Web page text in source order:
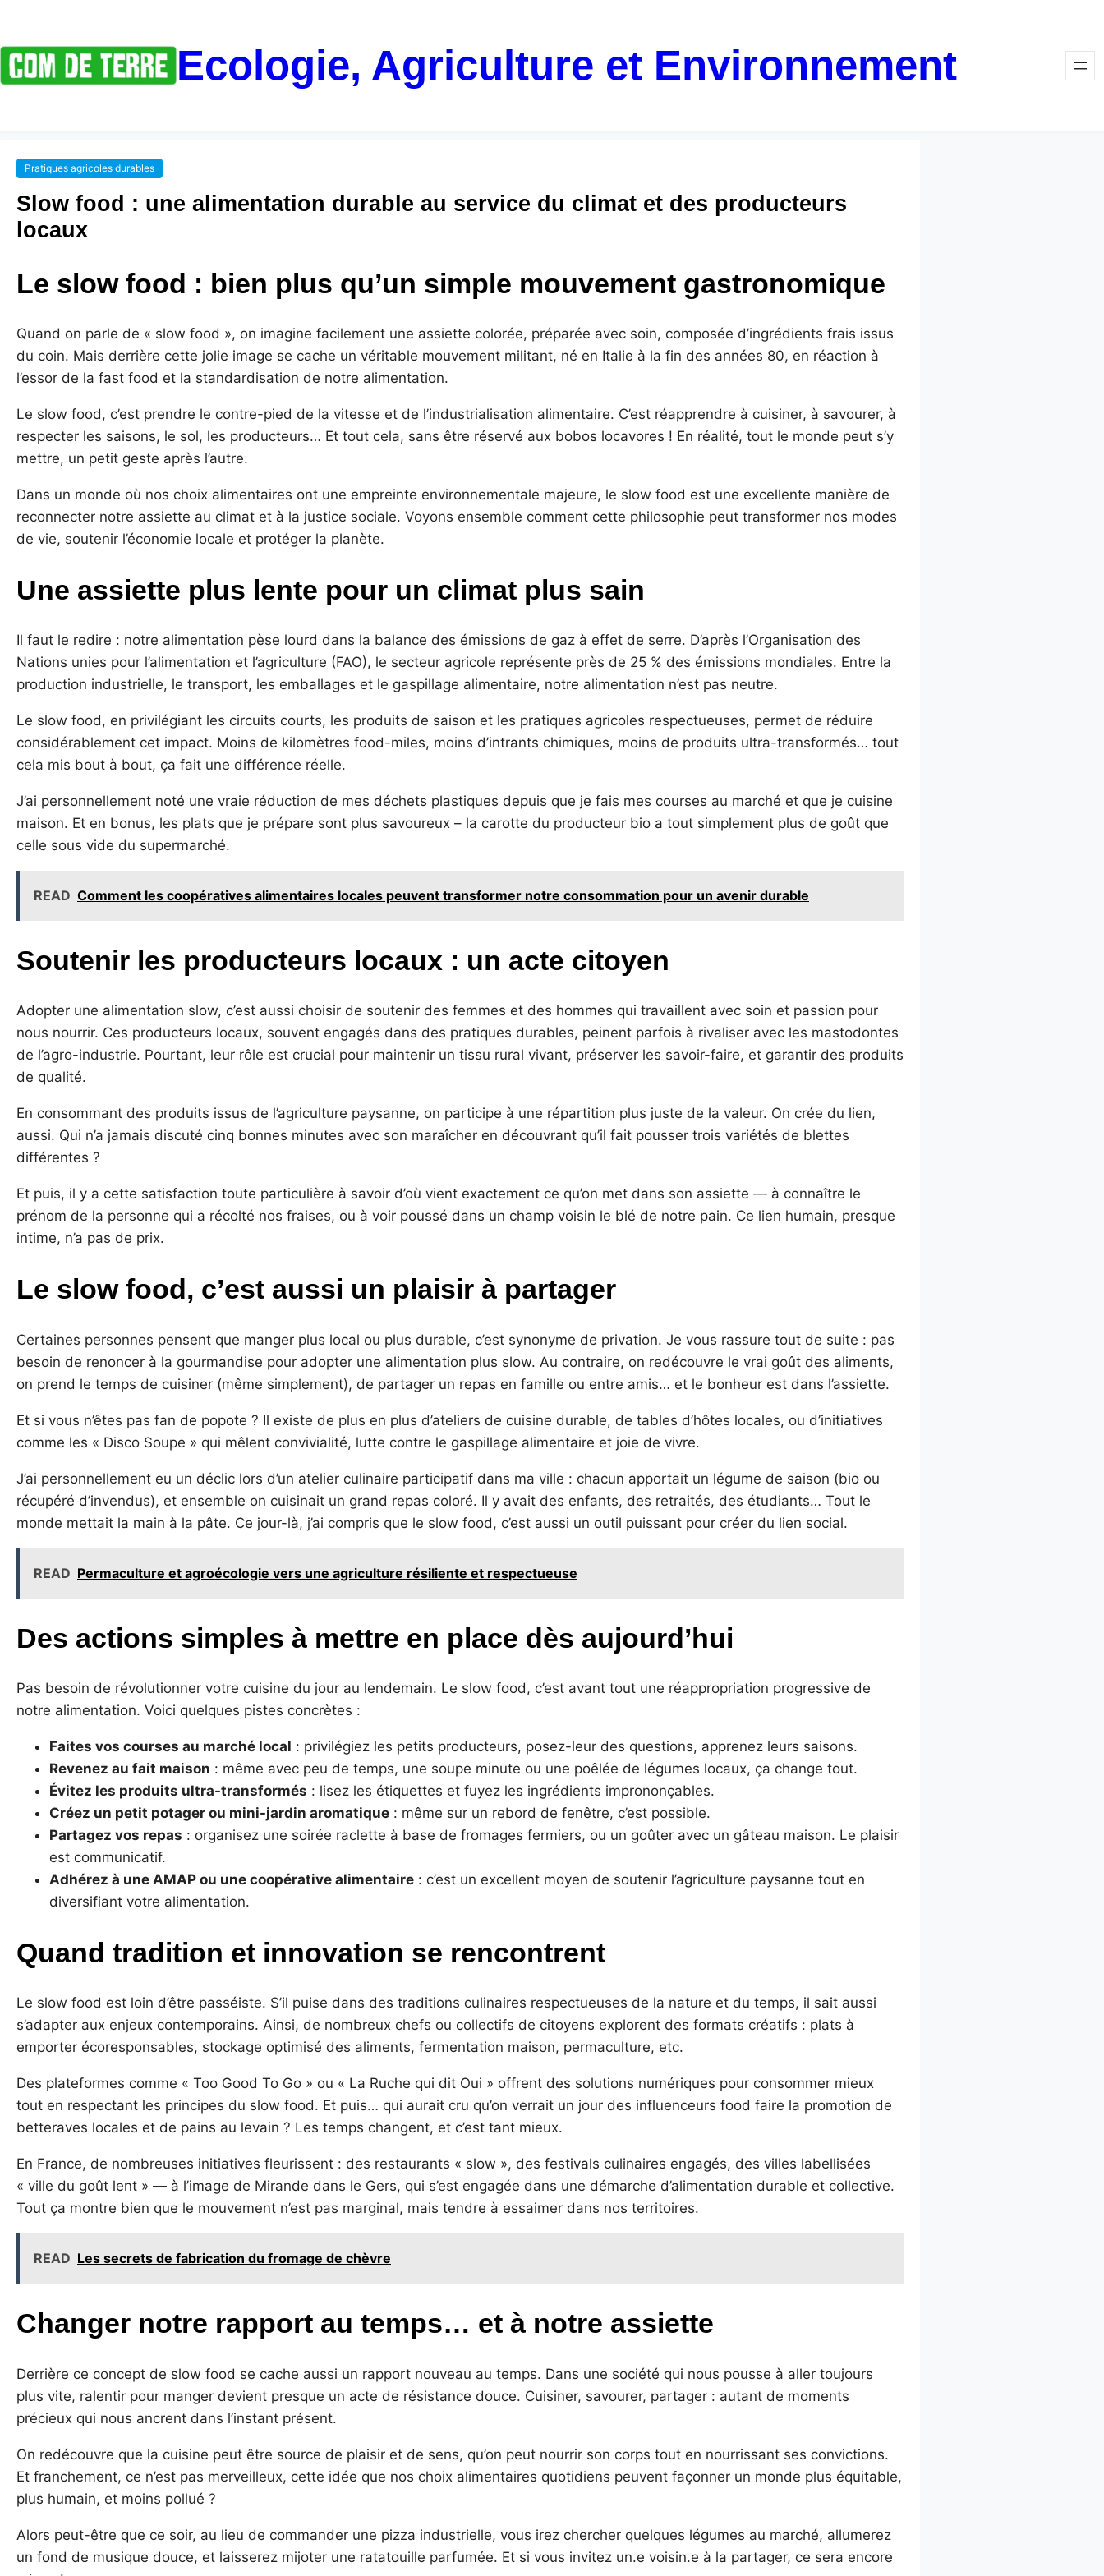
Ecologie, Agriculture et Environnement
Pratiques agricoles durables
Slow food : une alimentation durable au service du climat et des producteurs
locaux
Le slow food : bien plus qu’un simple mouvement gastronomique
Quand on parle de « slow food », on imagine facilement une assiette colorée, préparée avec soin, composée d’ingrédients frais issus
du coin. Mais derrière cette jolie image se cache un véritable mouvement militant, né en Italie à la fin des années 80, en réaction à
l’essor de la fast food et la standardisation de notre alimentation.
Le slow food, c’est prendre le contre-pied de la vitesse et de l’industrialisation alimentaire. C’est réapprendre à cuisiner, à savourer, à
respecter les saisons, le sol, les producteurs… Et tout cela, sans être réservé aux bobos locavores ! En réalité, tout le monde peut s’y
mettre, un petit geste après l’autre.
Dans un monde où nos choix alimentaires ont une empreinte environnementale majeure, le slow food est une excellente manière de
reconnecter notre assiette au climat et à la justice sociale. Voyons ensemble comment cette philosophie peut transformer nos modes
de vie, soutenir l’économie locale et protéger la planète.
Une assiette plus lente pour un climat plus sain
Il faut le redire : notre alimentation pèse lourd dans la balance des émissions de gaz à effet de serre. D’après l’Organisation des
Nations unies pour l’alimentation et l’agriculture (FAO), le secteur agricole représente près de 25 % des émissions mondiales. Entre la
production industrielle, le transport, les emballages et le gaspillage alimentaire, notre alimentation n’est pas neutre.
Le slow food, en privilégiant les circuits courts, les produits de saison et les pratiques agricoles respectueuses, permet de réduire
considérablement cet impact. Moins de kilomètres food-miles, moins d’intrants chimiques, moins de produits ultra-transformés… tout
cela mis bout à bout, ça fait une différence réelle.
J’ai personnellement noté une vraie réduction de mes déchets plastiques depuis que je fais mes courses au marché et que je cuisine
maison. Et en bonus, les plats que je prépare sont plus savoureux – la carotte du producteur bio a tout simplement plus de goût que
celle sous vide du supermarché.
READ Comment les coopératives alimentaires locales peuvent transformer notre consommation pour un avenir durable
Soutenir les producteurs locaux : un acte citoyen
Adopter une alimentation slow, c’est aussi choisir de soutenir des femmes et des hommes qui travaillent avec soin et passion pour
nous nourrir. Ces producteurs locaux, souvent engagés dans des pratiques durables, peinent parfois à rivaliser avec les mastodontes
de l’agro-industrie. Pourtant, leur rôle est crucial pour maintenir un tissu rural vivant, préserver les savoir-faire, et garantir des produits
de qualité.
En consommant des produits issus de l’agriculture paysanne, on participe à une répartition plus juste de la valeur. On crée du lien,
aussi. Qui n’a jamais discuté cinq bonnes minutes avec son maraîcher en découvrant qu’il fait pousser trois variétés de blettes
différentes ?
Et puis, il y a cette satisfaction toute particulière à savoir d’où vient exactement ce qu’on met dans son assiette — à connaître le
prénom de la personne qui a récolté nos fraises, ou à voir poussé dans un champ voisin le blé de notre pain. Ce lien humain, presque
intime, n’a pas de prix.
Le slow food, c’est aussi un plaisir à partager
Certaines personnes pensent que manger plus local ou plus durable, c’est synonyme de privation. Je vous rassure tout de suite : pas
besoin de renoncer à la gourmandise pour adopter une alimentation plus slow. Au contraire, on redécouvre le vrai goût des aliments,
on prend le temps de cuisiner (même simplement), de partager un repas en famille ou entre amis… et le bonheur est dans l’assiette.
Et si vous n’êtes pas fan de popote ? Il existe de plus en plus d’ateliers de cuisine durable, de tables d’hôtes locales, ou d’initiatives
comme les « Disco Soupe » qui mêlent convivialité, lutte contre le gaspillage alimentaire et joie de vivre.
J’ai personnellement eu un déclic lors d’un atelier culinaire participatif dans ma ville : chacun apportait un légume de saison (bio ou
récupéré d’invendus), et ensemble on cuisinait un grand repas coloré. Il y avait des enfants, des retraités, des étudiants… Tout le
monde mettait la main à la pâte. Ce jour-là, j’ai compris que le slow food, c’est aussi un outil puissant pour créer du lien social.
READ Permaculture et agroécologie vers une agriculture résiliente et respectueuse
Des actions simples à mettre en place dès aujourd’hui
Pas besoin de révolutionner votre cuisine du jour au lendemain. Le slow food, c’est avant tout une réappropriation progressive de
notre alimentation. Voici quelques pistes concrètes :
Faites vos courses au marché local : privilégiez les petits producteurs, posez-leur des questions, apprenez leurs saisons.
Revenez au fait maison : même avec peu de temps, une soupe minute ou une poêlée de légumes locaux, ça change tout.
Évitez les produits ultra-transformés : lisez les étiquettes et fuyez les ingrédients imprononçables.
Créez un petit potager ou mini-jardin aromatique : même sur un rebord de fenêtre, c’est possible.
Partagez vos repas : organisez une soirée raclette à base de fromages fermiers, ou un goûter avec un gâteau maison. Le plaisir
est communicatif.
Adhérez à une AMAP ou une coopérative alimentaire : c’est un excellent moyen de soutenir l’agriculture paysanne tout en
diversifiant votre alimentation.
Quand tradition et innovation se rencontrent
Le slow food est loin d’être passéiste. S’il puise dans des traditions culinaires respectueuses de la nature et du temps, il sait aussi
s’adapter aux enjeux contemporains. Ainsi, de nombreux chefs ou collectifs de citoyens explorent des formats créatifs : plats à
emporter écoresponsables, stockage optimisé des aliments, fermentation maison, permaculture, etc.
Des plateformes comme « Too Good To Go » ou « La Ruche qui dit Oui » offrent des solutions numériques pour consommer mieux
tout en respectant les principes du slow food. Et puis… qui aurait cru qu’on verrait un jour des influenceurs food faire la promotion de
betteraves locales et de pains au levain ? Les temps changent, et c’est tant mieux.
En France, de nombreuses initiatives fleurissent : des restaurants « slow », des festivals culinaires engagés, des villes labellisées
« ville du goût lent » — à l’image de Mirande dans le Gers, qui s’est engagée dans une démarche d’alimentation durable et collective.
Tout ça montre bien que le mouvement n’est pas marginal, mais tendre à essaimer dans nos territoires.
READ Les secrets de fabrication du fromage de chèvre
Changer notre rapport au temps… et à notre assiette
Derrière ce concept de slow food se cache aussi un rapport nouveau au temps. Dans une société qui nous pousse à aller toujours
plus vite, ralentir pour manger devient presque un acte de résistance douce. Cuisiner, savourer, partager : autant de moments
précieux qui nous ancrent dans l’instant présent.
On redécouvre que la cuisine peut être source de plaisir et de sens, qu’on peut nourrir son corps tout en nourrissant ses convictions.
Et franchement, ce n’est pas merveilleux, cette idée que nos choix alimentaires quotidiens peuvent façonner un monde plus équitable,
plus humain, et moins pollué ?
Alors peut-être que ce soir, au lieu de commander une pizza industrielle, vous irez chercher quelques légumes au marché, allumerez
un fond de musique douce, et laisserez mijoter une ratatouille parfumée. Et si vous invitez un.e voisin.e à la partager, ce sera encore